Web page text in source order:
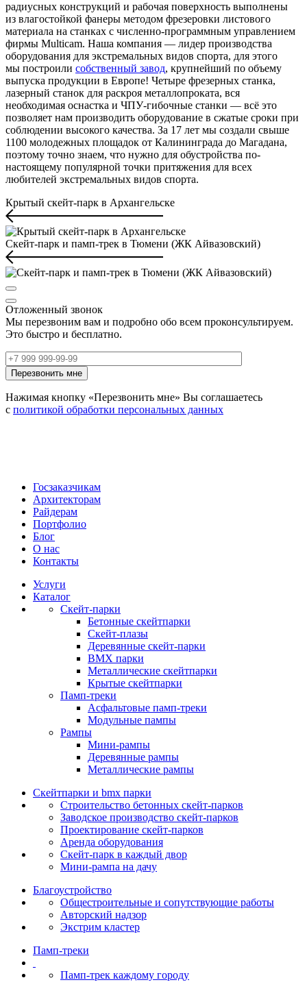
радиусных конструкций и рабочая поверхность выполнены
из влагостойкой фанеры методом фрезеровки листового
материала на станках с численно-программным управлением
фирмы Multicam. Наша компания — лидер производства
оборудования для экстремальных видов спорта, для этого
мы построили собственный завод, крупнейший по объему
выпуска продукции в Европе! Четыре фрезерных станка,
лазерный станок для раскроя металлопроката, вся
необходимая оснастка и ЧПУ-гибочные станки — всё это
позволяет нам производить оборудование в сжатые сроки при
соблюдении высокого качества. За 17 лет мы создали свыше
1100 молодежных площадок от Калининграда до Магадана,
поэтому точно знаем, что нужно для обустройства по-
настоящему популярной точки притяжения для всех
любителей экстремальных видов спорта.
Крытый скейт-парк в Архангельске
Скейт-парк и памп-трек в Тюмени (ЖК Айвазовский)
Отложенный звонок
Мы перезвоним вам и подробно обо всем проконсультируем.
Это быстро и бесплатно.
Нажимая кнопку «Перезвонить мне» Вы соглашаетесь
с политикой обработки персональных данных
Госзаказчикам
Архитекторам
Райдерам
Портфолио
Блог
О нас
Контакты
Услуги
Каталог
Скейт‑парки
Бетонные скейтпарки
Скейт‑плазы
Деревянные скейт‑парки
BMX парки
Металлические скейтпарки
Крытые скейтпарки
Памп‑треки
Асфальтовые памп‑треки
Модульные пампы
Рампы
Мини-рампы
Деревянные рампы
Металлические рампы
Скейтпарки и bmx парки
Строительство бетонных скейт‑парков
Заводское производство скейт-парков
Проектирование скейт-парков
Аренда оборудования
Скейт-парк в каждый двор
Мини-рампа на дачу
Благоустройство
Общестроительные и сопутствующие работы
Авторский надзор
Экстрим кластер
Памп‑треки
Памп-трек каждому городу